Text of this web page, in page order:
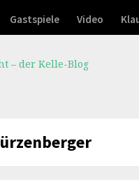
Gastspiele Video